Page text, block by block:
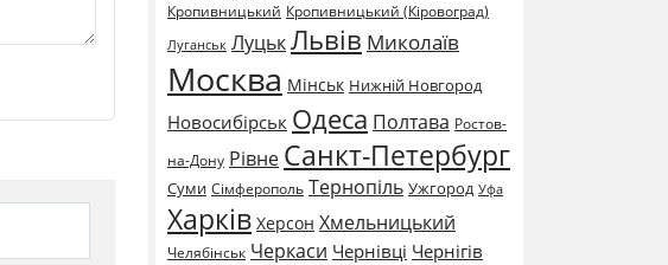
Кропивницький Кропивницький (Кіровоград)
Луганськ ЛуцькЛьвів Миколаїв
Москва Мінськ Нижній Новгород
Новосибірськ Одеса Полтава Ростов-
на-Дону Рівне Санкт-Петербург
Суми Сімферополь Тернопіль Ужгород Уфа
Харків Херсон Хмельницький
Челябінськ Черкаси Чернівці Чернігів